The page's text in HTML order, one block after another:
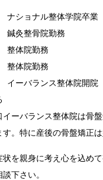
ナショナル整体学院卒業
鍼灸整骨院勤務
整体院勤務
整体院勤務
イーバランス整体院開院
イーバランス整体院は骨
す。特に産後の骨盤矯正は
状を親身に考え心を込め
下さい。